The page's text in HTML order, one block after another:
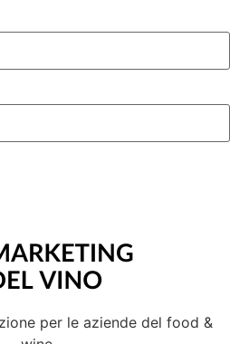
per le aziende del food &